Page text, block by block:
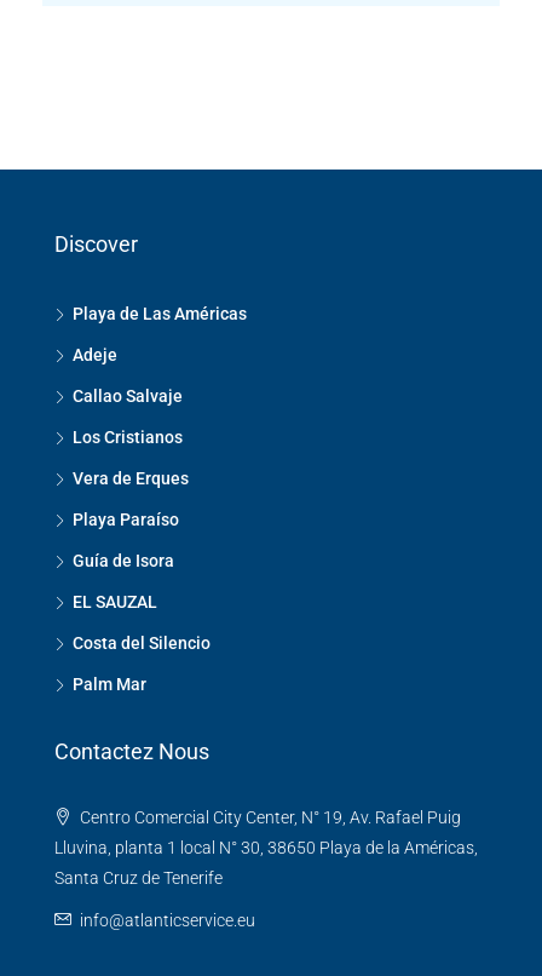
Discover
Playa de Las Américas
Adeje
Callao Salvaje
Los Cristianos
Vera de Erques
Playa Paraíso
Guía de Isora
EL SAUZAL
Costa del Silencio
Palm Mar
Contactez Nous
Centro Comercial City Center, N° 19, Av. Rafael Puig
Lluvina, planta 1 local N° 30, 38650 Playa de la Américas,
Santa Cruz de Tenerife
info@atlanticservice.eu